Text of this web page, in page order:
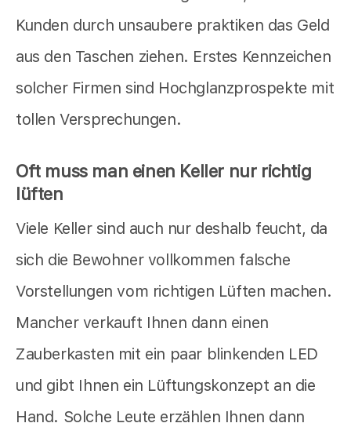
Kunden durch unsaubere praktiken das Geld
aus den Taschen ziehen. Erstes Kennzeichen
solcher Firmen sind Hochglanzprospekte mit
tollen Versprechungen.
Oft muss man einen Keller nur richtig
lüften
Viele Keller sind auch nur deshalb feucht, da
sich die Bewohner vollkommen falsche
Vorstellungen vom richtigen Lüften machen.
Mancher verkauft Ihnen dann einen
Zauberkasten mit ein paar blinkenden LED
und gibt Ihnen ein Lüftungskonzept an die
Hand. Solche Leute erzählen Ihnen dann